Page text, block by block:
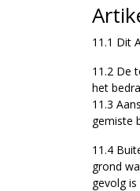
11.1 Dit
11.2 De
het
11.3
gemiste
11.4
grond
gevolg